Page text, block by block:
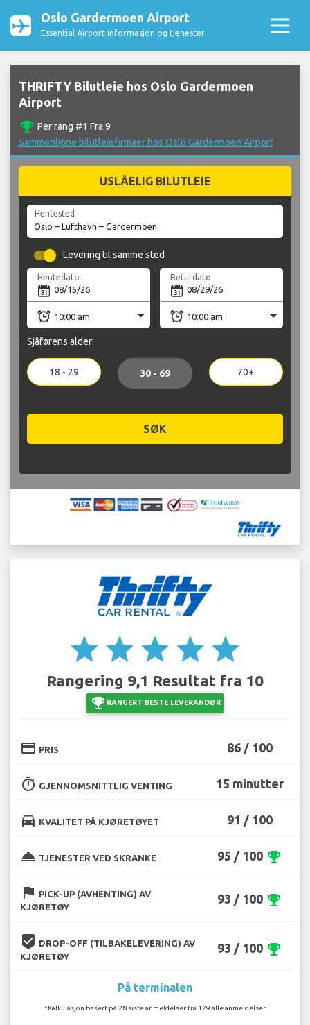
Oslo Gardermoen Airport
Essential Airport Informasjon og tjenester
THRIFTY Bilutleie hos Oslo Gardermoen
Airport
emoji_events Per rang #1 Fra 9
Sammenligne bilutleiefirmaer hos Oslo Gardermoen Airport
USLÅELIG BILUTLEIE
Hentested
Levering til samme sted
Hentedato Returdato
Sjåførens alder:
18 - 29 30 - 69 70+
SØK
star star star star star
Rangering 9,1 Resultat fra 10
emoji_events RANGERT BESTE LEVERANDØR
credit_card PRIS 86 / 100
timer GJENNOMSNITTLIG VENTING 15 minutter
directions_car KVALITET PÅ KJØRETØYET 91 / 100
room_service TJENESTER VED SKRANKE 95 / 100 emoji_events
flag PICK-UP (AVHENTING) AV
KJØRETØY
93 / 100 emoji_events
beenhere DROP-OFF (TILBAKELEVERING) AV
KJØRETØY
93 / 100 emoji_events
På terminalen
*Kalkulasjon basert på 28 siste anmeldelser fra 179 alle anmeldelser.